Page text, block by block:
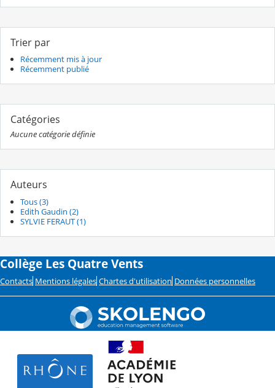
Trier par
Récemment mis à jour
Récemment publié
Catégories
Aucune catégorie définie
Auteurs
Tous (3)
Edith Gaudin (2)
SYLVIE FERAUT (1)
Collège Les Quatre Vents
Contacts Mentions légales Chartes d'utilisation Données personnelles